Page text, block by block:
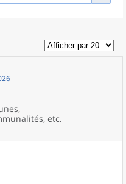
etc.